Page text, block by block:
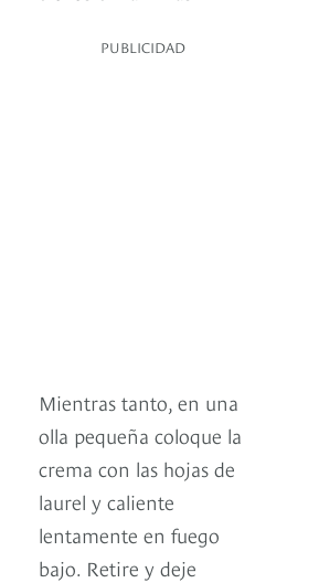
PUBLICIDAD
Mientras tanto, en una
olla pequeña coloque la
crema con las hojas de
laurel y caliente
lentamente en fuego
bajo. Retire y deje